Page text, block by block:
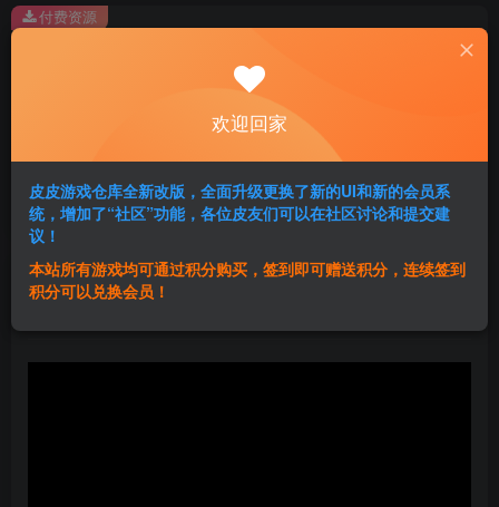
此内容为付费资源，请付费后查看
2积分
黄金会员免费 超级会员免费
登录购买
付费资源
群主1号
欢迎回家
皮皮游戏仓库全新改版，全面升级更换了新的UI和新的会员系
统，增加了“社区”功能，各位皮友们可以在社区讨论和提交建
议！
本站所有游戏均可通过积分购买，签到即可赠送积分，连续签到
积分可以兑换会员！